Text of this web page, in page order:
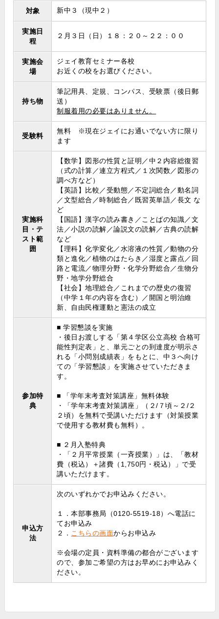
対象 新中３（現中２）
実施日
程
２月３日（日）１８：２０～２２：００
実施会
場
ジェイ教育セミナー各校
お近くの校をお選びください。
持ち物
筆記用具、定規、コンパス、受験票（後日郵
送）
制服着用の必要はありません 。
受験料
無料 ※現在ジェイにお通いでない方に限り
ます
実施科
目・テ
スト範
囲
【数学】図形の性質と証明／中２内容総復習
（式の計算／連立方程式／１次関数／図形の
調べ方など）
【英語】比較／受動態／不定詞総合／動名詞
／文型総合／時制総合／既習英単語／長文 な
ど
【国語】漢字の読み書き／ことばの知識／文
法／小説の読解／論説文の読解／古典の読解
など
【理科】化学変化／水溶液の性質／動物の分
類と進化／植物のはたらき／湿度と露点／回
路と電流／物理分野・化学分野総合／生物分
野・地学分野総合
【社会】地理総合／これまでの歴史の復習
（中学１年の内容を含む）／開国と明治維
新、自由民権運動と憲法の成立
参加特
典
■ 学習懇談を実施
・後日お渡しする「第４学区公立高校 合格可
能性判定表」と、単元ごとの到達度が明示さ
れる「小問別成績表」をもとに、中３へ向け
ての「学習懇談」を実施させていただきま
す。
■ 「学年末考査対策講座」無料体験
・「学年末考査対策講座」（２/７頃～２/２
２頃）を無料で受講いただけます（対策授業
で使用する教材費も無料）。
■ ２月入塾特典
・「２月平常授業（一斉授業）」は、「教材
費（税込）＋諸費（1,750円・税込）」で受
講いただけます。
申込方
法
次のいずれかでお申込みください。
１．本部事務局（0120-5519-18）へ電話に
てお申込み
２． こちらの画面からお申込み
※会場の定員・資料準備の都合がございます
ので、参加ご希望の方はお早めにお申込みく
ださい。